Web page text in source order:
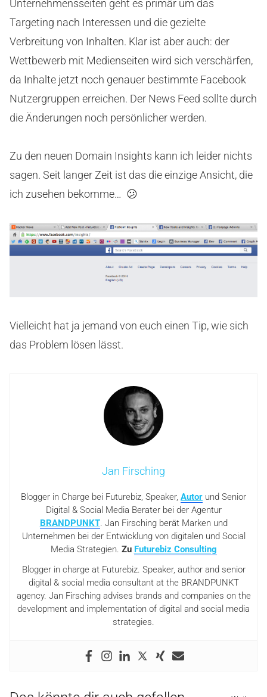
Unternehmensseiten geht es primär um das
Targeting nach Interessen und die gezielte
Verbreitung von Inhalten. Klar ist aber auch: der
Wettbewerb mit Medienseiten wird sich verschärfen,
da Inhalte jetzt noch genauer bestimmte Facebook
Nutzergruppen erreichen. Der News Feed sollte durch
die Änderungen noch persönlicher werden.
Zu den neuen Domain Insights kann ich leider nichts
sagen. Seit langer Zeit ist das die einzige Ansicht, die
ich zusehen bekomme… 😕
Vielleicht hat ja jemand von euch einen Tip, wie sich
das Problem lösen lässt.
Jan Firsching
Blogger in Charge bei Futurebiz, Speaker, Autor und Senior
Digital & Social Media Berater bei der Agentur
BRANDPUNKT. Jan Firsching berät Marken und
Unternehmen bei der Entwicklung von digitalen und Social
Media Strategien. Zu Futurebiz Consulting
Blogger in charge at Futurebiz. Speaker, author and senior
digital & social media consultant at the BRANDPUNKT
agency. Jan Firsching advises brands and companies on the
development and implementation of digital and social media
strategies.